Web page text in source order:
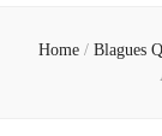
Home / Blagues